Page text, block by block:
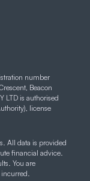
number
Beacon
LTD is authorised
license
All data is provided
financial advice.
You are